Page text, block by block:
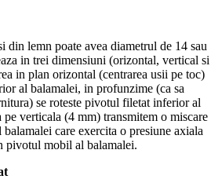
din lemn poate avea diametrul de 14 sau
in trei dimensiuni (orizontal, vertical si
in plan orizontal (centrarea usii pe toc)
al balamalei, in profunzime (ca sa
se roteste pivotul filetat inferior al
verticala (4 mm) transmitem o miscare
care exercita o presiune axiala
pivotul mobil al balamalei.